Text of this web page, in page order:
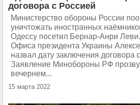
договора с Россией
Министерство обороны России
уничтожать иностранных
Одессу посетил Бернар-Анри
Офиса президента Украины
назвал дату заключения договора
Заявление Минобороны РФ
вечернем...
15 марта 2022